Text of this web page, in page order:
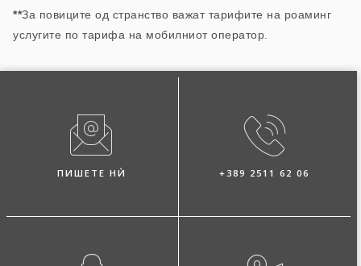
**За повиците од странство важат тарифите на роаминг
услугите по тарифа на мобилниот оператор.
ПИШЕТЕ НЍ +389 2511 62 06